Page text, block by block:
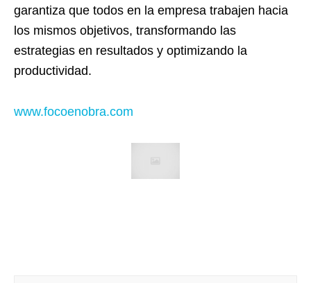
garantiza que todos en la empresa trabajen hacia
los mismos objetivos, transformando las
estrategias en resultados y optimizando la
productividad.
www.focoenobra.com